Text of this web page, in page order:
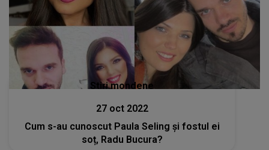
Stiri mondene
27 oct 2022
Cum s-au cunoscut Paula Seling și fostul ei
soț, Radu Bucura?